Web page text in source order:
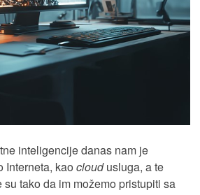
inteligencije danas nam je
Interneta, kao cloudusluga, a te
tako da im možemo pristupiti sa